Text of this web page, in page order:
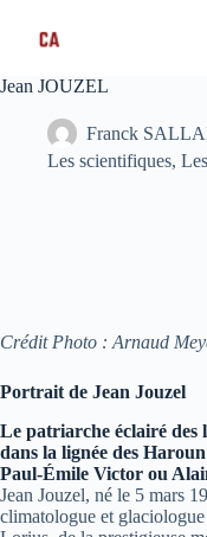
contenu
Jean JOUZEL
Franck
Les scientifiques,
Crédit Photo : Arnaud
Portrait de Jean Jouzel
Le patriarche éclairé des
dans la lignée des
Paul-Émile Victor ou
Jean Jouzel, né le 5 mars
climatologue et